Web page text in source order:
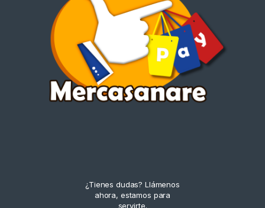
¿Tienes dudas? Llámenos
ahora, estamos para
servirte.